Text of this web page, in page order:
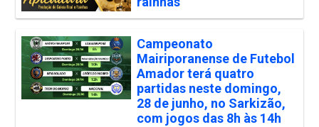
Campeonato
Mairiporanense de Futebol
Amador terá quatro
partidas neste domingo,
28 de junho, no Sarkizão,
com jogos das 8h às 14h